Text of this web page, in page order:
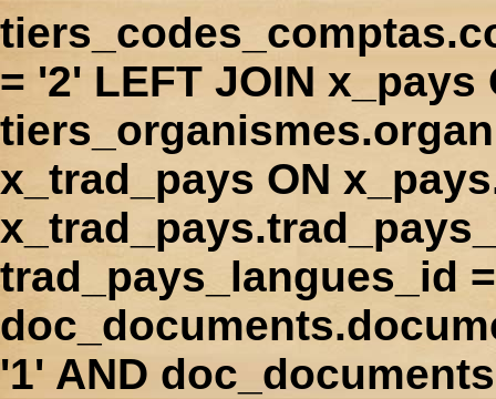
= '2' LEFT JOIN
x_trad_pays ON
trad_pays_langues_id
'1' AND